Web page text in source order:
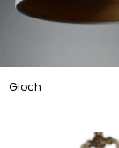
Gloch